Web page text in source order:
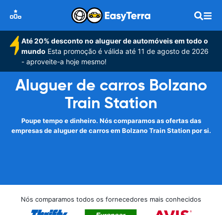
Até 20% desconto no aluguer de automóveis em todo o
mundo Esta promoção é válida até 11 de agosto de 2026
- aproveite-a hoje mesmo!
Aluguer de carros Bolzano
Train Station
Poupe tempo e dinheiro. Nós comparamos as ofertas das
empresas de aluguer de carros em Bolzano Train Station por si.
Nós comparamos todos os fornecedores mais conhecidos